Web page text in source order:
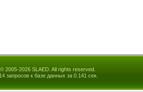
© 2005-2026 SLAED. All rights reserved.
запросов к базе данных за 0.141 сек.